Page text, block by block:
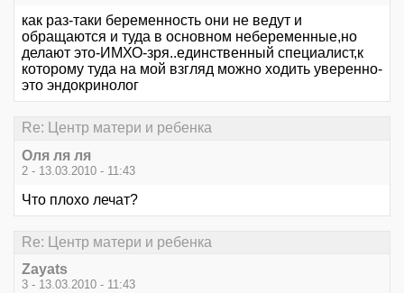
как раз-таки беременность они не ведут и
обращаются и туда в основном небеременные,но
делают это-ИМХО-зря..единственный специалист,к
которому туда на мой взгляд можно ходить уверенно-
это эндокринолог
Re: Центр матери и ребенка
Оля ля ля
2 - 13.03.2010 - 11:43
Что плохо лечат?
Re: Центр матери и ребенка
Zayats
3 - 13.03.2010 - 11:43